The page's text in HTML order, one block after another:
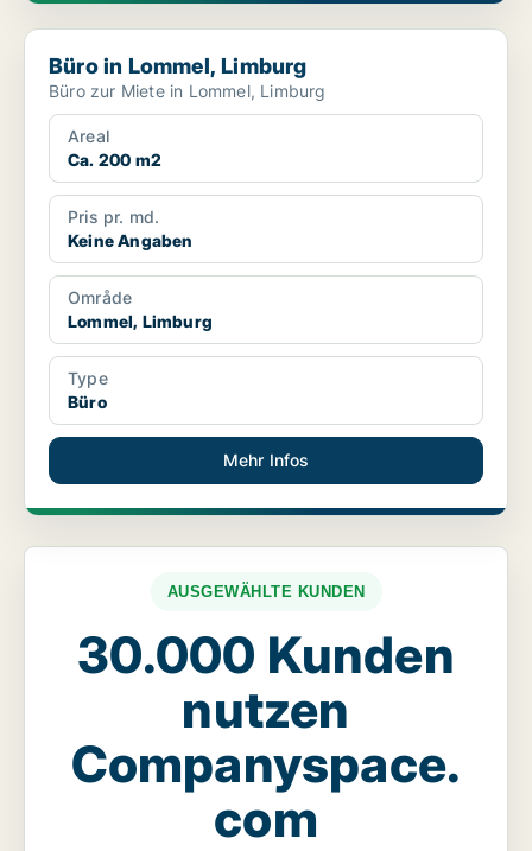
Büro in Lommel, Limburg
Büro in Lommel, Limburg
Büro zur Miete in Lommel, Limburg
Areal
Ca. 200 m2
Pris pr. md.
Keine Angaben
Område
Lommel, Limburg
Type
Büro
Mehr Infos
AUSGEWÄHLTE KUNDEN
30.000 Kunden
nutzen
Companyspace.
com